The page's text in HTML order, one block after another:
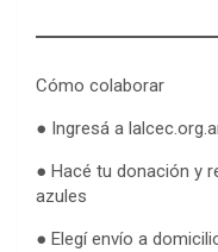
Cómo colaborar
● Ingresá a
● Hacé tu donación y
azules
● Elegí envío a